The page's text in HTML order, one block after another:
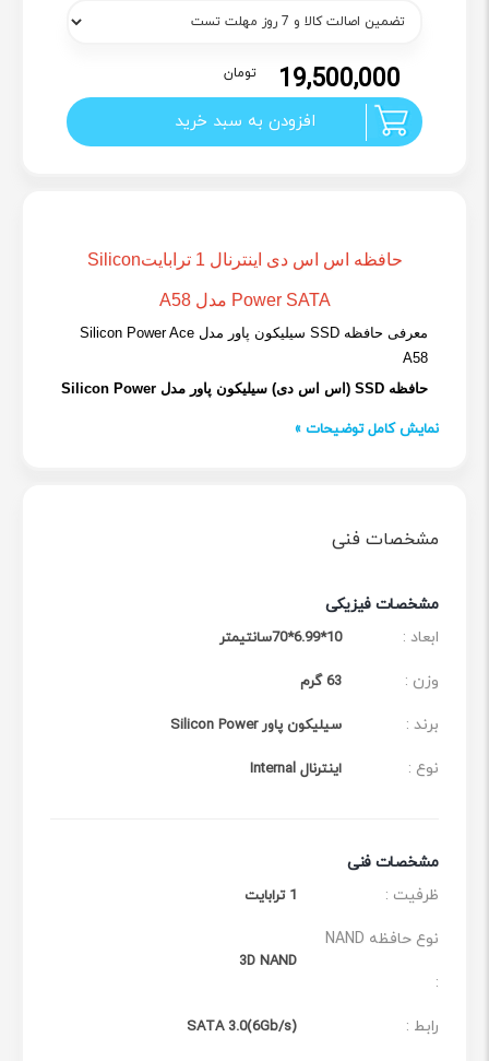
19,500,000 تومان
افزودن به سبد خرید
حافظه اس اس دی اینترنال 1 ترابایتSilicon
Power SATA مدل A58
معرفی حافظه SSD سیلیکون پاور مدل Silicon Power Ace
A58
حافظه SSD (اس اس دی) سیلیکون پاور مدل Silicon Power
Ace A58 مجهز به یک کنترلر با کیفیت بالا، عملکرد فوق
را تقویت می‌کند.
شده تا این SSD مدل Ace A58 سرعت انتقال متوالی
نمایش کامل توضیحات »
مشخصات فنی
مشخصات فیزیکی
ابعاد :
10*6.99*70سانتیمتر
وزن : 63 گرم
برند : سیلیکون پاور Silicon Power
نوع : اینترنال Internal
مشخصات فنی
ظرفیت :
1 ترابایت
نوع حافظه NAND
:
3D NAND
رابط : SATA 3.0(6Gb/s)